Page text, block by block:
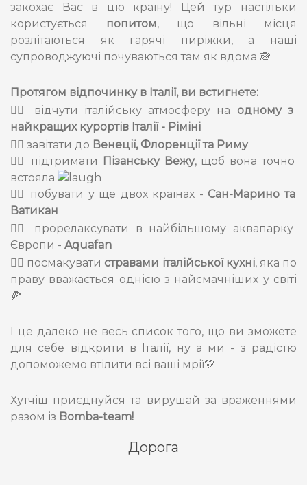
закохає Вас в цю країну! Цей тур настільки
користується
попитом, що вільні місця
розлітаються як гарячі пиріжки, а наші
супроводжуючі почуваються там як вдома 🙈
Протягом відпочинку в Італії, ви встигнете:
👉🏻 відчути італійську атмосферу на одному з
найкращих курортів Італії - Ріміні
👉🏻 завітати до Венеції, Флоренції та Риму
👉🏻 підтримати Пізанську Вежу, щоб вона точно
встояла
👉🏻 побувати у ще двох країнах - Сан-Марино та
Ватикан
👉🏻 прорелаксувати в найбільшому аквапарку
Європи - Aquafan
👉🏻 посмакувати стравами італійської кухні, яка по
праву вважається однією з найсмачніших у світі
🍕
І це далеко не весь список того, що ви зможете
для себе відкрити в Італії, ну а ми - з радістю
допоможемо втілити всі ваші мрії💛
Хутчіш приєднуйся та вирушай за враженнями
разом із Bomba-team!
Дорога